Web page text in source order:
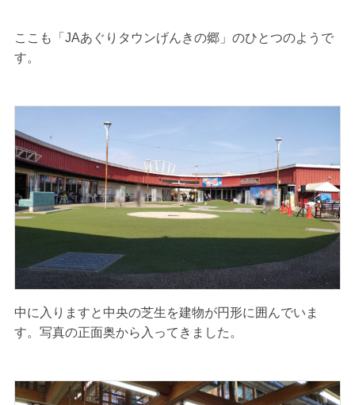
ここも「JAあぐりタウンげんきの郷」のひとつのようで
す。
中に入りますと中央の芝生を建物が円形に囲んでいま
す。写真の正面奥から入ってきました。